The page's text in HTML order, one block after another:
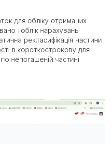
для обліку отриманих
і облік нарахувань
рекласифікація частини
в короткострокову для
непогашеній частині